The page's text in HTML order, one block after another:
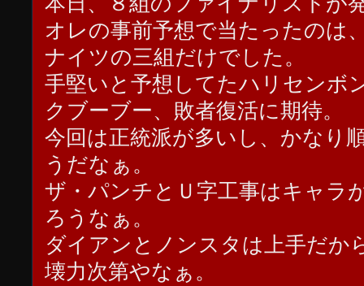
オレの事前予想で当たったのは
ナイツの三組だけでした。
手堅いと予想してたハリセンボ
クブーブー、敗者復活に期待。
今回は正統派が多いし、かなり
うだなぁ。
ザ・パンチとＵ字工事はキャラ
ろうなぁ。
ダイアンとノンスタは上手だか
壊力次第やなぁ。